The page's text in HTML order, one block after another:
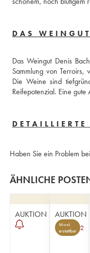
DAS
Das Weingut Denis
Sammlung von
Die Weine sind
Reifepotenzial. Eine
Haben Sie ein Problem
ÄHNLICHE
AUKTION AUKTION
Mwst.
erstattbar
2